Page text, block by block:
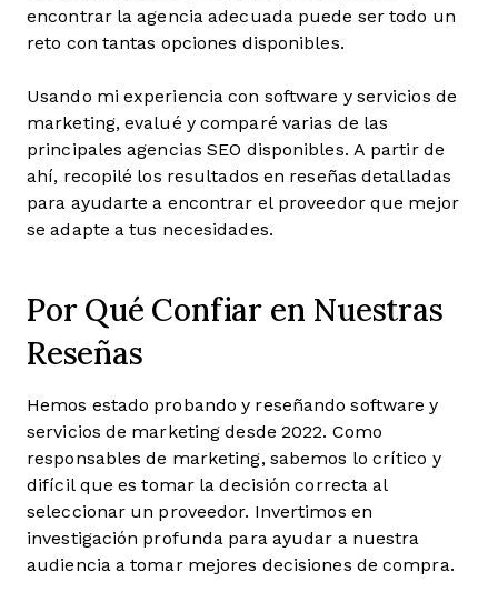
encontrar la agencia adecuada puede ser todo un
reto con tantas opciones disponibles.
Usando mi experiencia con software y servicios de
marketing, evalué y comparé varias de las
principales agencias SEO disponibles. A partir de
ahí, recopilé los resultados en reseñas detalladas
para ayudarte a encontrar el proveedor que mejor
se adapte a tus necesidades.
Por Qué Confiar en Nuestras
Reseñas
Hemos estado probando y reseñando software y
servicios de marketing desde 2022. Como
responsables de marketing, sabemos lo crítico y
difícil que es tomar la decisión correcta al
seleccionar un proveedor. Invertimos en
investigación profunda para ayudar a nuestra
audiencia a tomar mejores decisiones de compra.